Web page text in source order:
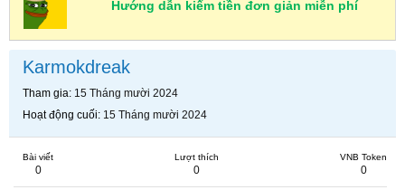
Hướng dẫn kiếm tiền đơn giản miễn phí
Karmokdreak
Tham gia 15 Tháng mười 2024
Hoạt động cuối 15 Tháng mười 2024
Bài viết
0
Lượt thích
0
VNB Token
0